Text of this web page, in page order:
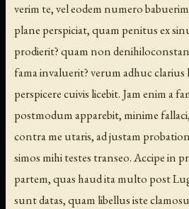
verim te, vel eodem numero
plane perspiciat, quam penitus ex
prodierit? quam non
fama invaluerit? verum adhuc clarius
perspicere cuivis licebit. Jam enim a
postmodum apparebit, minime
contra me utaris, ad justam
simos mihi testes transeo. Accipe in
partem, quas haud ita multo post
sunt datas, quam libellus iste